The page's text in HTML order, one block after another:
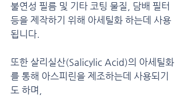
불연성 필름 및 기타 코팅 물질, 담배 필터
등을 제작하기 위해 아세틸화 하는데 사용
됩니다.
또한 살리실산(Salicylic Acid)의 아세틸화
를 통해 아스피린을 제조하는데 사용되기
도 하며,